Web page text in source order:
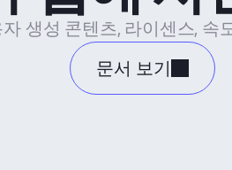
생성 콘텐츠, 라이센스, 속
문서 보기